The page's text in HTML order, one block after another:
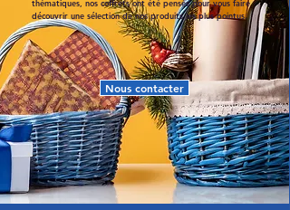
thématiques, nos coffrets ont été pensés pour vous faire
découvrir une sélection de nos produits les plus pointus.
Nous contacter